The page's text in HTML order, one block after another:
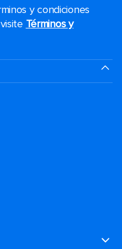
y condiciones
Términos y